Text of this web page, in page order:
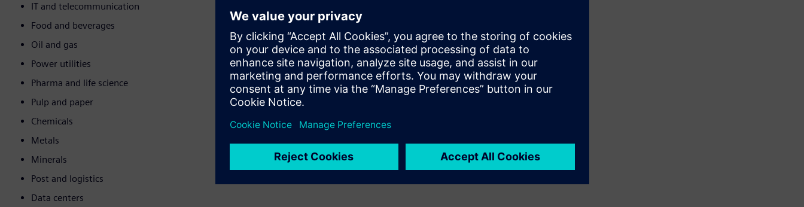
IT and telecommunication
Food and beverages
Oil and gas
Power utilities
Pharma and life science
Pulp and paper
Chemicals
Metals
Minerals
Post and logistics
Data centers
integrálásával